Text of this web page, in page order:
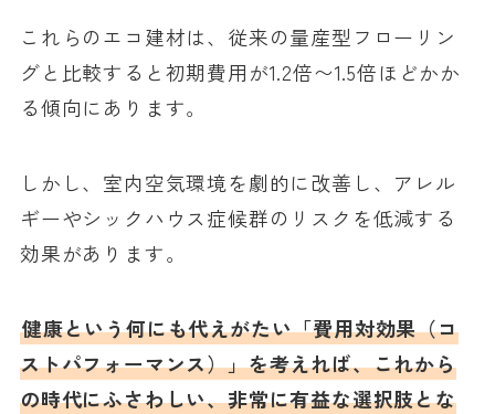
これらのエコ建材は、従来の量産型フローリン
グと比較すると初期費用が1.2倍〜1.5倍ほどかか
る傾向にあります。
しかし、室内空気環境を劇的に改善し、アレル
ギーやシックハウス症候群のリスクを低減する
効果があります。
健康という何にも代えがたい「費用対効果（コ
ストパフォーマンス）」を考えれば、これから
の時代にふさわしい、非常に有益な選択肢とな